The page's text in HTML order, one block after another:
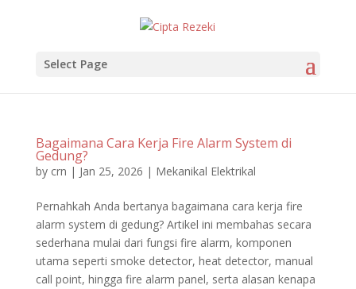
Select Page
Bagaimana Cara Kerja Fire Alarm System di
Gedung?
by crn | Jan 25, 2026 | Mekanikal Elektrikal
Pernahkah Anda bertanya bagaimana cara kerja fire
alarm system di gedung? Artikel ini membahas secara
sederhana mulai dari fungsi fire alarm, komponen
utama seperti smoke detector, heat detector, manual
call point, hingga fire alarm panel, serta alasan kenapa